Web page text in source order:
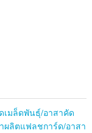
เมล็ดพันธุ์/อาสาคัด
ผลิตแฟลชการ์ด/อาสา